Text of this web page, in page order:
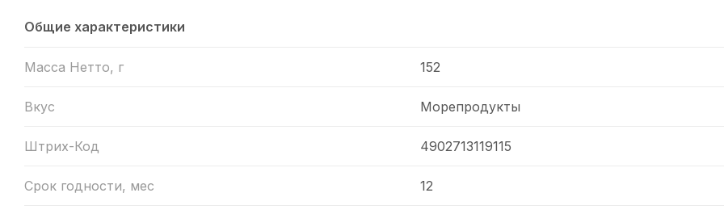
Общие характеристики
Масса Нетто, г 152
Вкус Морепродукты
Штрих-Код 4902713119115
Срок годности, мес 12